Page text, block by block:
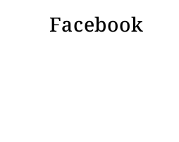
Facebook